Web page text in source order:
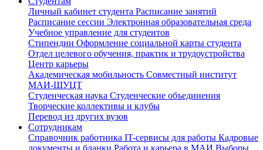
Личный кабинет студента Расписание занятий
Расписание сессии Электронная образовательная среда
Учебное управление для студентов
Стипендии Оформление социальной карты студента
Отдел целевого обучения, практик и трудоустройства
Центр карьеры
Академическая мобильность Совместный институт
МАИ-ШУЦТ
Студенческая наука Студенческие объединения
Творческие коллективы и клубы
Перевод из других вузов
Сотрудникам
Cправочник работника IT-сервисы для работы Кадровые